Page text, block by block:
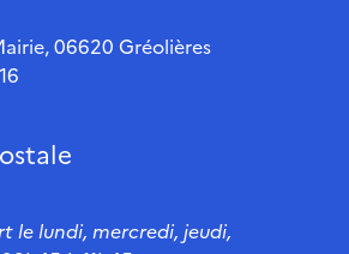
06620 Gréolières
le lundi, mercredi, jeudi,